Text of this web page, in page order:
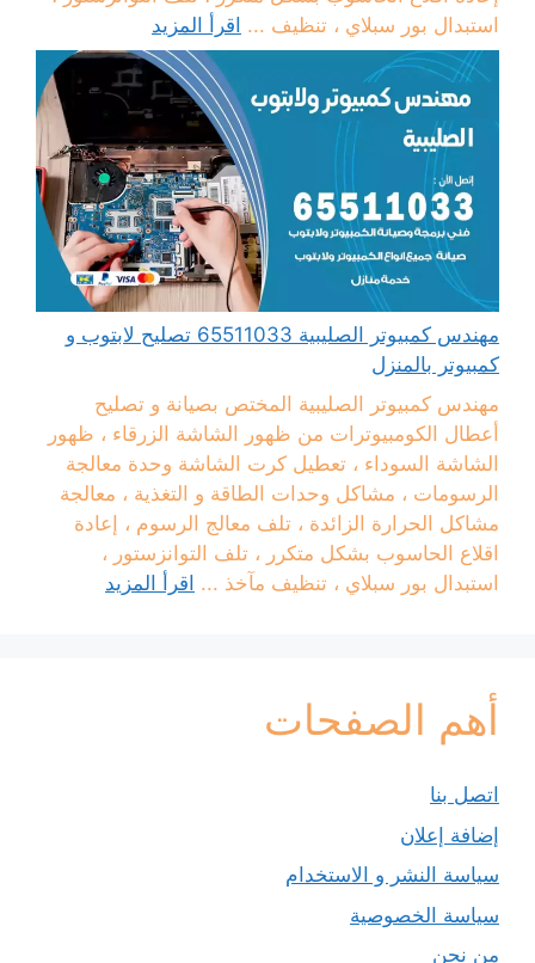
استبدال بور سبلاي ، تنظيف ... اقرأ المزيد
مهندس كمبيوتر الصليبية 65511033 تصليح لابتوب و
كمبيوتر بالمنزل
مهندس كمبيوتر الصليبية المختص بصيانة و تصليح
أعطال الكومبيوترات من ظهور الشاشة الزرقاء ، ظهور
الشاشة السوداء ، تعطيل كرت الشاشة وحدة معالجة
الرسومات ، مشاكل وحدات الطاقة و التغذية ، معالجة
مشاكل الحرارة الزائدة ، تلف معالج الرسوم ، إعادة
اقلاع الحاسوب بشكل متكرر ، تلف التوانزستور ،
استبدال بور سبلاي ، تنظيف مآخذ ... اقرأ المزيد
أهم الصفحات
اتصل بنا
إضافة إعلان
سياسة النشر و الاستخدام
سياسة الخصوصية
من نحن